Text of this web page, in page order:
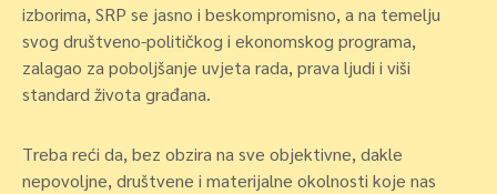
izborima, SRP se jasno i beskompromisno, a na temelju
svog društveno-političkog i ekonomskog programa,
zalagao za poboljšanje uvjeta rada, prava ljudi i viši
standard života građana.
Treba reći da, bez obzira na sve objektivne, dakle
nepovoljne, društvene i materijalne okolnosti koje nas